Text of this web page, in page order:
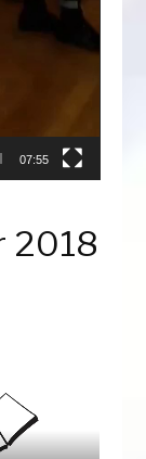
07:55
2018